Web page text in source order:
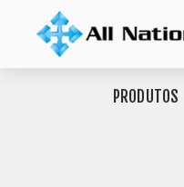
PRODUTOS